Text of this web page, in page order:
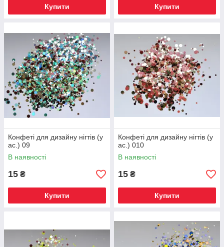
Купити Купити
Конфеті для дизайну нігтів (у
ас.) 09
В наявності
15 ₴
Купити
Конфеті для дизайну нігтів (у
ас.) 010
В наявності
15 ₴
Купити